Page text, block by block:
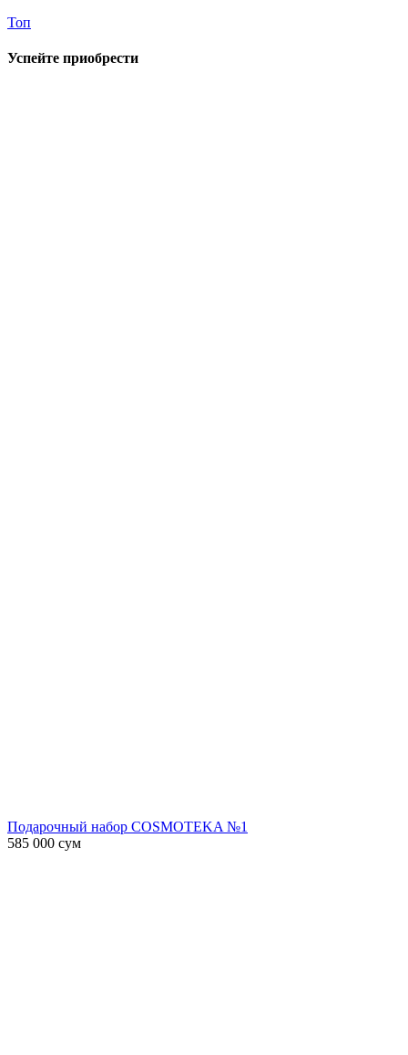
Топ
Успейте приобрести
Подарочный набор COSMOTEKA №1
585 000 сум